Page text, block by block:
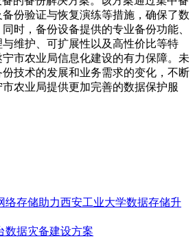
份验证与恢复演练等措施，确保了数
时，备份设备提供的专业备份功能、
维护、可扩展性以及高性价比等特
市农业局信息化建设的有力保障。未
技术的发展和业务需求的变化，不断
农业局提供更加完善的数据保护服
络存储助力西安工业大学数据存储升
数据灾备建设方案